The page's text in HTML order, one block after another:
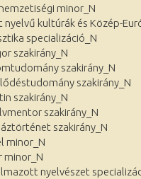
minor_N
nyelvű kultúrák és Közép-
specializáció_N
szakirány_N
szakirány_N
szakirány_N
szakirány_N
szakirány_N
szakirány_N
minor_N
minor_N
nyelvészet